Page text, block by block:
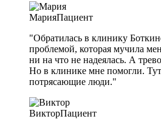
МарияПациент
"Обратилась в клинику
проблемой, которая мучила
ни на что не надеялась. А
Но в клинике мне помогли.
потрясающие люди."
ВикторПациент